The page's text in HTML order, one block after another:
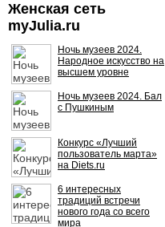
Женская сеть
myJulia.ru
Ночь музеев 2024.
Народное искусство на
высшем уровне
Ночь музеев 2024. Бал
с Пушкиным
Конкурс «Лучший
пользователь марта»
на Diets.ru
6 интересных
традиций встречи
нового года со всего
мира